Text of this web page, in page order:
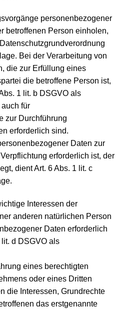
personenbezogener
betroffenen Person einholen,
Bei der Verarbeitung von
die zur Erfüllung eines
die betroffene Person ist,
1 lit. b DSGVO als
für
zur Durchführung
erforderlich sind.
Daten zur
erforderlich ist, der
dient Art. 6 Abs. 1 lit. c
Interessen der
anderen natürlichen Person
Daten erforderlich
d DSGVO als
eines berechtigten
oder eines Dritten
die Interessen, Grundrechte
das erstgenannte